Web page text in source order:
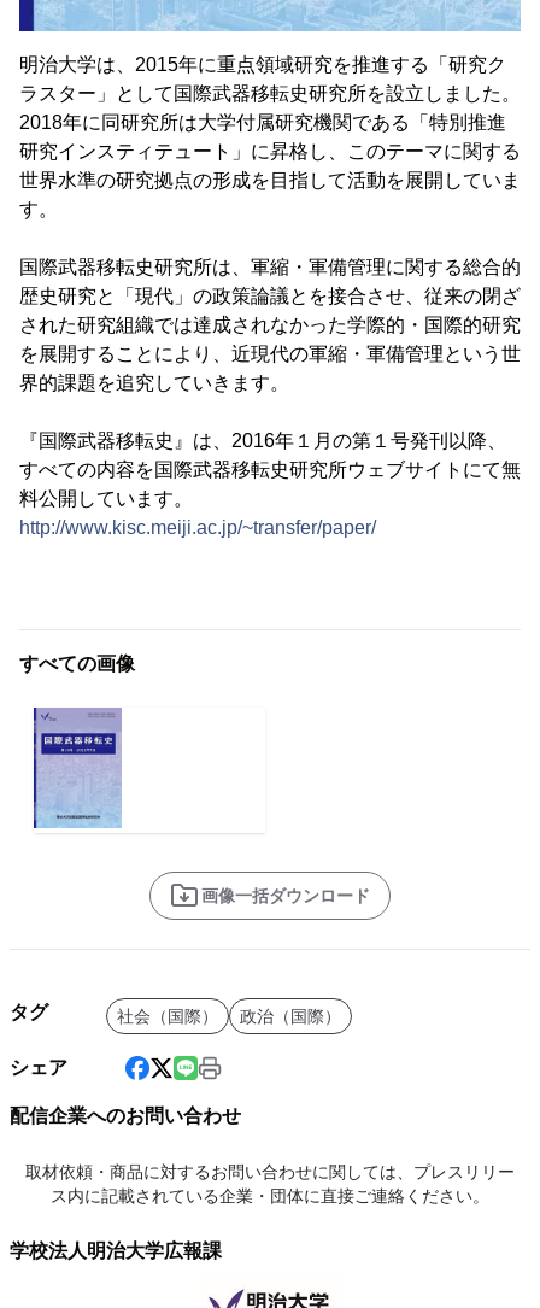
明治大学は、2015年に重点領域研究を推進する「研究ク
ラスター」として国際武器移転史研究所を設立しました。
2018年に同研究所は大学付属研究機関である「特別推進
研究インスティテュート」に昇格し、このテーマに関する
世界水準の研究拠点の形成を目指して活動を展開していま
す。
国際武器移転史研究所は、軍縮・軍備管理に関する総合的
歴史研究と「現代」の政策論議とを接合させ、従来の閉ざ
された研究組織では達成されなかった学際的・国際的研究
を展開することにより、近現代の軍縮・軍備管理という世
界的課題を追究していきます。
『国際武器移転史』は、2016年１月の第１号発刊以降、
すべての内容を国際武器移転史研究所ウェブサイトにて無
料公開しています。
http://www.kisc.meiji.ac.jp/~transfer/paper/
すべての画像
画像一括ダウンロード
タグ 社会（国際） 政治（国際）
シェア
配信企業へのお問い合わせ
取材依頼・商品に対するお問い合わせに関しては、プレスリリー
ス内に記載されている企業・団体に直接ご連絡ください。
学校法人明治大学広報課